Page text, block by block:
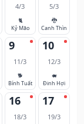
4/3
🐈
Kỷ Mão
5/3
🐉
Canh Thìn
9
11/3
🐕
Bính Tuất
10
12/3
🐖
Đinh Hợi
16
18/3
17
19/3